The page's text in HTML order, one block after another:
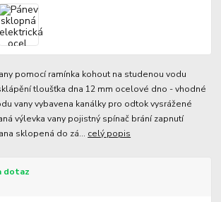
pomocí ramínka kohout na studenou vodu
tloušťka dna 12 mm ocelové dno - vhodné
vany vybavena kanálky pro odtok vysrážené
výlevka vany pojistný spínač brání zapnutí
sklopená do zá... celý popis
dotaz